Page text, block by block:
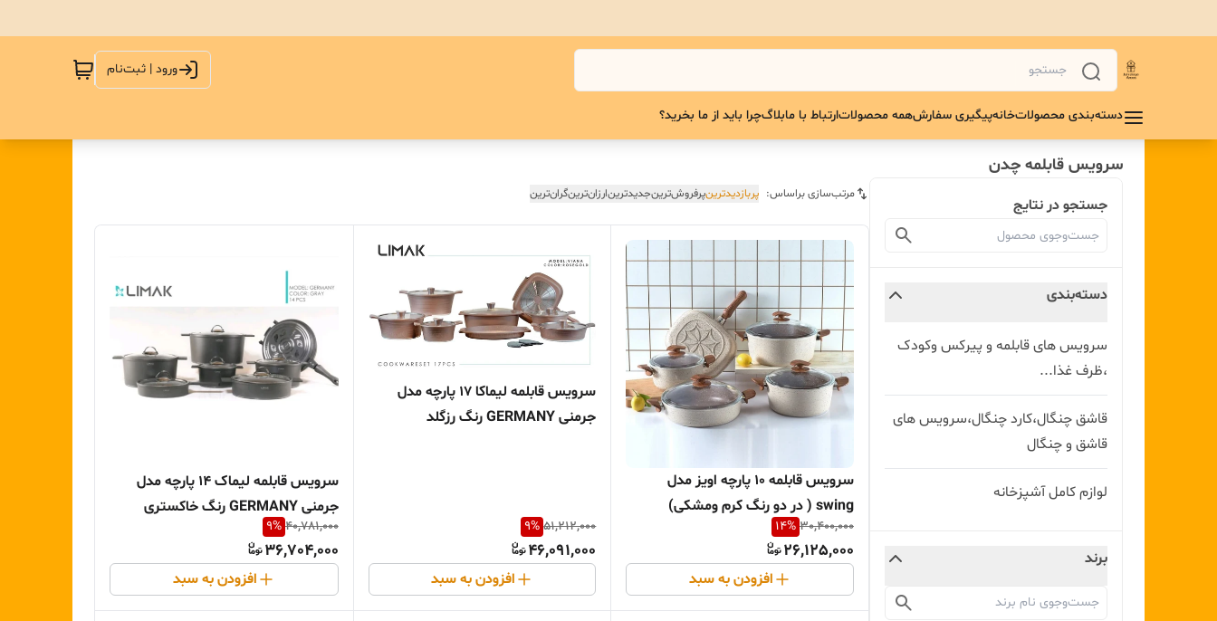
ورود | ثبت‌نام
دسته‌بندی محصولاتخانهپیگیری سفارشهمه محصولاتارتباط با مابلاگچرا باید از ما بخرید؟
سرویس قابلمه چدن
جستجو در نتایج
دسته‌بندی
سرویس های قابلمه و پیرکس و‌کودک
،ظرف غذا...
قاشق چنگال،کارد چنگال،سرویس های
قاشق و چنگال
لوازم کامل آشپزخانه
برند
مرتب‌سازی براساس: پربازدیدترینپرفروش‌ترینجدیدترینارزان‌ترینگران‌ترین
سرویس قابلمه 10 پارچه اویز مدل
swing ( در دو رنگ کرم و‌مشکی)
30,400,000
14%
26,125,000
افزودن به سبد
سرویس قابلمه لیماکا 17 پارچه مدل
جرمنی GERMANY رنگ رزگلد
51,212,000
9%
46,091,000
افزودن به سبد
سرویس قابلمه لیماک 14 پارچه مدل
جرمنی GERMANY رنگ خاکستری
40,781,000
9%
36,704,000
افزودن به سبد